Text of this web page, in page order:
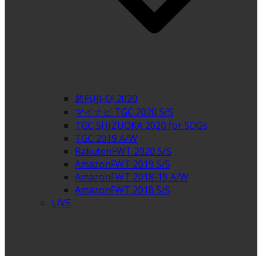
超FUJI-Q! 2020
マイナビ TGC 2020 S/S
TGC SHIZUOKA 2020 for SDGs
TGC 2019 A/W
RakutenFWT 2020 S/S
AmazonFWT 2019 S/S
AmazonFWT 2018-19 A/W
AmazonFWT 2018 S/S
LIVE